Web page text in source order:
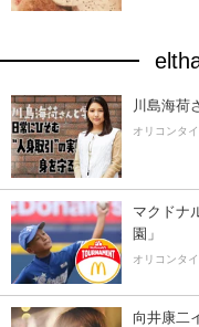
川島海荷
オリコンタ
マクドナ
園」
オリコンタ
向井康二